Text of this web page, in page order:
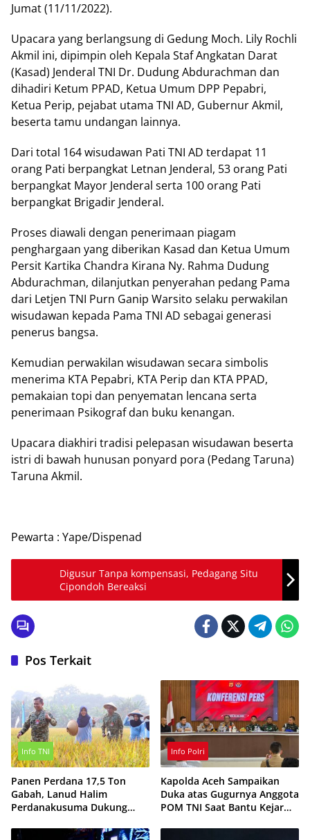
Jumat (11/11/2022).
Upacara yang berlangsung di Gedung Moch. Lily Rochli
Akmil ini, dipimpin oleh Kepala Staf Angkatan Darat
(Kasad) Jenderal TNI Dr. Dudung Abdurachman dan
dihadiri Ketum PPAD, Ketua Umum DPP Pepabri,
Ketua Perip, pejabat utama TNI AD, Gubernur Akmil,
beserta tamu undangan lainnya.
Dari total 164 wisudawan Pati TNI AD terdapat 11
orang Pati berpangkat Letnan Jenderal, 53 orang Pati
berpangkat Mayor Jenderal serta 100 orang Pati
berpangkat Brigadir Jenderal.
Proses diawali dengan penerimaan piagam
penghargaan yang diberikan Kasad dan Ketua Umum
Persit Kartika Chandra Kirana Ny. Rahma Dudung
Abdurachman, dilanjutkan penyerahan pedang Pama
dari Letjen TNI Purn Ganip Warsito selaku perwakilan
wisudawan kepada Pama TNI AD sebagai generasi
penerus bangsa.
Kemudian perwakilan wisudawan secara simbolis
menerima KTA Pepabri, KTA Perip dan KTA PPAD,
pemakaian topi dan penyematan lencana serta
penerimaan Psikograf dan buku kenangan.
Upacara diakhiri tradisi pelepasan wisudawan beserta
istri di bawah hunusan ponyard pora (Pedang Taruna)
Taruna Akmil.
Pewarta : Yape/Dispenad
Digusur Tanpa kompensasi, Pedagang Situ
Cipondoh Bereaksi
Pos Terkait
Info TNI
Panen Perdana 17,5 Ton
Gabah, Lanud Halim
Perdanakusuma Dukung
Info Polri
Kapolda Aceh Sampaikan
Duka atas Gugurnya Anggota
POM TNI Saat Bantu Kejar